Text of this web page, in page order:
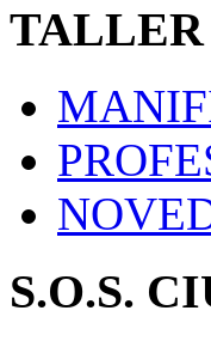
S.O.S.